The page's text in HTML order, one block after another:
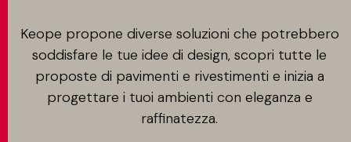
Keope propone diverse soluzioni che potrebbero
soddisfare le tue idee di design, scopri tutte le
proposte di pavimenti e rivestimenti e inizia a
progettare i tuoi ambienti con eleganza e
raffinatezza.